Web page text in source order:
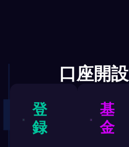
口座開
登
録
基
金